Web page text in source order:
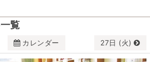
覧
カレンダー 27日 (火)